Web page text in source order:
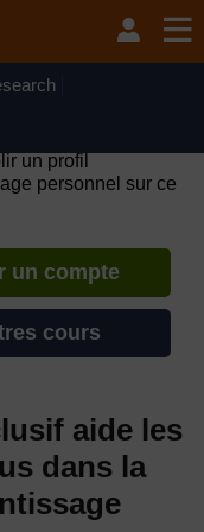
on Wednesday 12
due to routine
un profil
personnel sur ce
un compte
cours
aide les
dans la